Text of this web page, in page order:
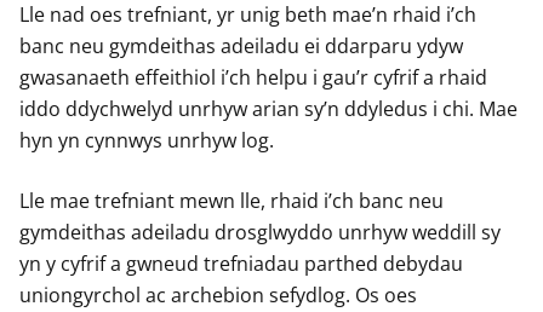
Lle nad oes trefniant, yr unig beth mae’n rhaid i’ch
banc neu gymdeithas adeiladu ei ddarparu ydyw
gwasanaeth effeithiol i’ch helpu i gau’r cyfrif a rhaid
iddo ddychwelyd unrhyw arian sy’n ddyledus i chi. Mae
hyn yn cynnwys unrhyw log.
Lle mae trefniant mewn lle, rhaid i’ch banc neu
gymdeithas adeiladu drosglwyddo unrhyw weddill sy
yn y cyfrif a gwneud trefniadau parthed debydau
uniongyrchol ac archebion sefydlog. Os oes